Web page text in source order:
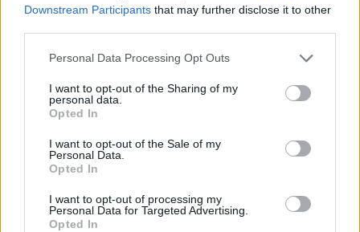
Downstream Participants that may further disclose it to other
Please note that this website/app uses one or more Google
not limited to your visit or usage behaviour. You may click to
grant or deny consent to Google and its third-party tags to
use your data for below specified purposes in below Google
consent section.
Personal Data Processing Opt Outs
I want to opt-out of the Sharing of my
personal data.
Opted In
I want to opt-out of the Sale of my
Personal Data.
Opted In
I want to opt-out of processing my
Personal Data for Targeted Advertising.
Opted In
animációs sorozatnak is, ami egy börtönből frissen
fent,...inkább lent és az Archer alkotóinak munkája,
utóbbi az…
Hírek kávé mellé
Bordertown címmel új animációs sorozatot készít